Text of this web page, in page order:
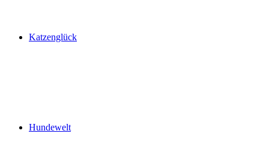
Katzenglück
Hundewelt